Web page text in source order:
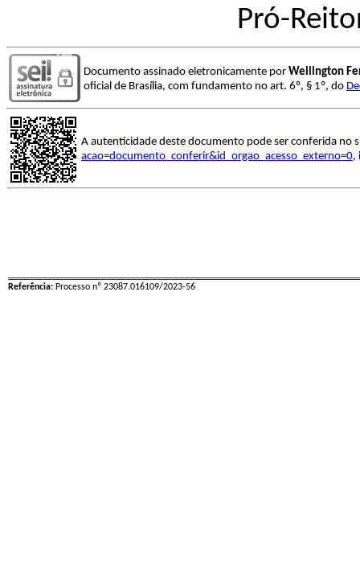
Pró-
Documento assinado eletronicamente por Wellington
oficial de Brasília, com fundamento no art. 6º, § 1º, do
A autenticidade deste documento pode ser conferida no
acao=documento_conferir&id_orgao_acesso_externo=0,
Referência: Processo nº 23087.016109/2023-56